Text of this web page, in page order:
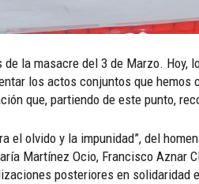
la masacre del 3 de Marzo.
los actos conjuntos que
que, partiendo de este punto,
el olvido y la impunidad”, del
Martínez Ocio, Francisco Aznar
posteriores en solidaridad